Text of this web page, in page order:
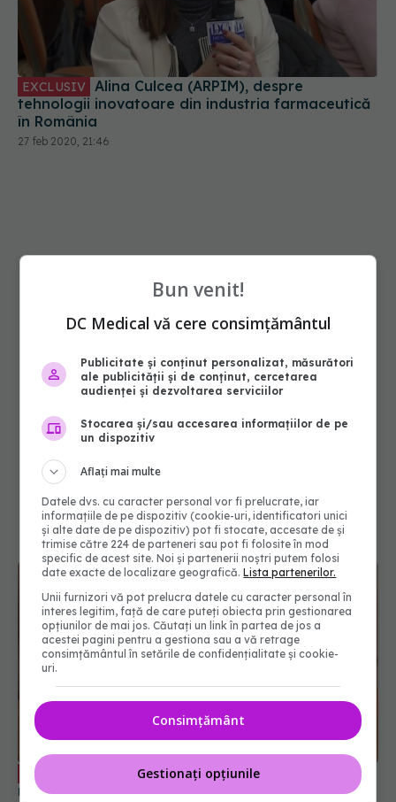
EXCLUSIV
tehnologii inovatoare din industria farmaceutică
în România
27 feb 2020, 21:46
EXCLUSIV
nu vor mai putea acorda creșterile salariale
Bun venit!
DC Medical vă cere consimțământul
Publicitate și conținut personalizat, măsurători
ale publicității și de conținut, cercetarea
audienței și dezvoltarea serviciilor
Stocarea și/sau accesarea informațiilor de pe
un dispozitiv
Aflați mai multe
Datele dvs. cu caracter personal vor fi prelucrate, iar
informațiile de pe dispozitiv (cookie-uri, identificatori unici
și alte date de pe dispozitiv) pot fi stocate, accesate de și
trimise către 224 de parteneri sau pot fi folosite în mod
specific de acest site. Noi și partenerii noștri putem folosi
date exacte de localizare geografică.Lista partenerilor.
Unii furnizori vă pot prelucra datele cu caracter personal în
interes legitim, față de care puteți obiecta prin gestionarea
opțiunilor de mai jos. Căutați un link în partea de jos a
acestei pagini pentru a gestiona sau a vă retrage
consimțământul în setările de confidențialitate și cookie-
uri.
Consimțământ
Gestionați opțiunile